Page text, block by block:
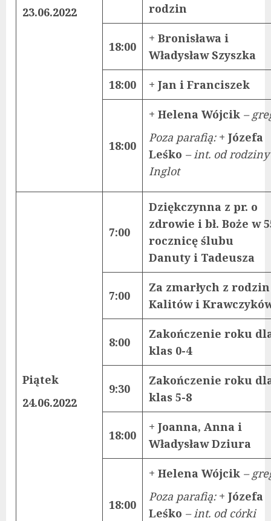
23.06.2022 rodzin
18:00
+ Bronisława i
Władysław Szyszka
18:00 + Jan i Franciszek
18:00
+ Helena Wójcik –
Poza parafią: + Józefa
Leśko – int. od rodziny
Inglot
Piątek
24.06.2022
7:00
Dziękczynna z pr. o
zdrowie i bł. Boże w
rocznicę ślubu
Danuty i Tadeusza
7:00
Za zmarłych z rodzin
Kalitów i
8:00
Zakończenie roku
klas 0-4
9:30
Zakończenie roku
klas 5-8
18:00
+ Joanna, Anna i
Władysław Dziura
18:00
+ Helena Wójcik –
Poza parafią: + Józefa
Leśko – int. od córki